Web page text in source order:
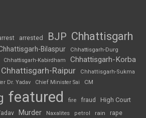
arrested BJP Chhattisgarh
Bilaspur Chhattisgarh-Durg
Chhattisgarh-Kabirdham Chhattisgarh-Korba
Chhattisgarh-Raipur
Chhattisgarh-Sukma
Dr. Yadav Chief Minister Sai CM
featured fire fraud High Court
Murder Naxalites petrol rain rape